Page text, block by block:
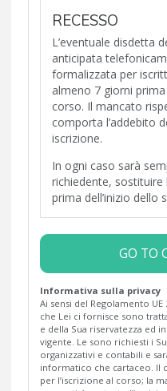
RECESSO
L’eventuale disdetta
anticipata
formalizzata per
almeno 7 giorni
corso. Il mancato
comporta l’addebito
iscrizione.
In ogni caso sarà
richiedente,
prima dell’inizio dello
GO TO
Informativa sulla privacy
Ai sensi del Regolamento
che Lei ci fornisce sono
e della Sua riservatezza ed
vigente. Le sono richiesti i
organizzativi e contabili e
informatico che cartaceo. Il
per l’iscrizione al corso; la